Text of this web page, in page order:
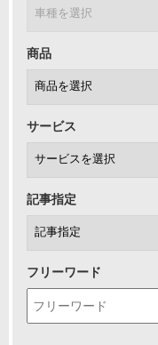
商品
サービス
記事指定
フリーワード